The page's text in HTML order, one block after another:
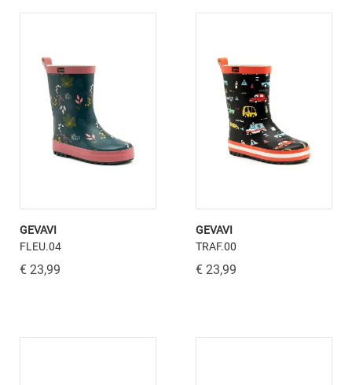
GEVAVI
FLEU.04
€ 23,99
GEVAVI
TRAF.00
€ 23,99